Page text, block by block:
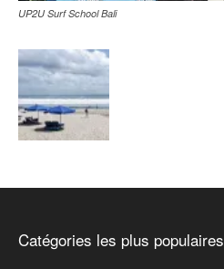
UP2U Surf School Bali
Catégories les plus populaires